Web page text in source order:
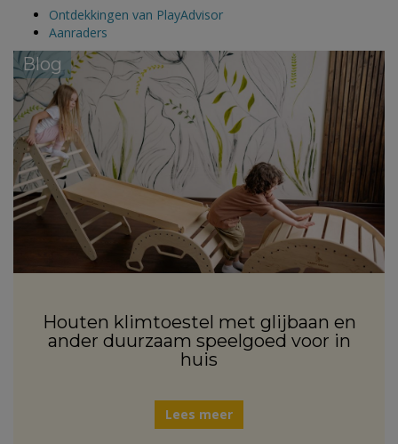
Ontdekkingen van PlayAdvisor
Aanraders
Blog
Houten klimtoestel met glijbaan en
ander duurzaam speelgoed voor in
huis
Lees meer